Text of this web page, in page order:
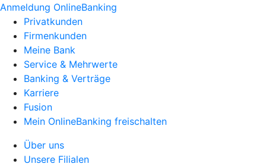
Anmeldung OnlineBanking
Privatkunden
Firmenkunden
Meine Bank
Service & Mehrwerte
Banking & Verträge
Karriere
Fusion
Mein OnlineBanking freischalten
Über uns
Unsere Filialen